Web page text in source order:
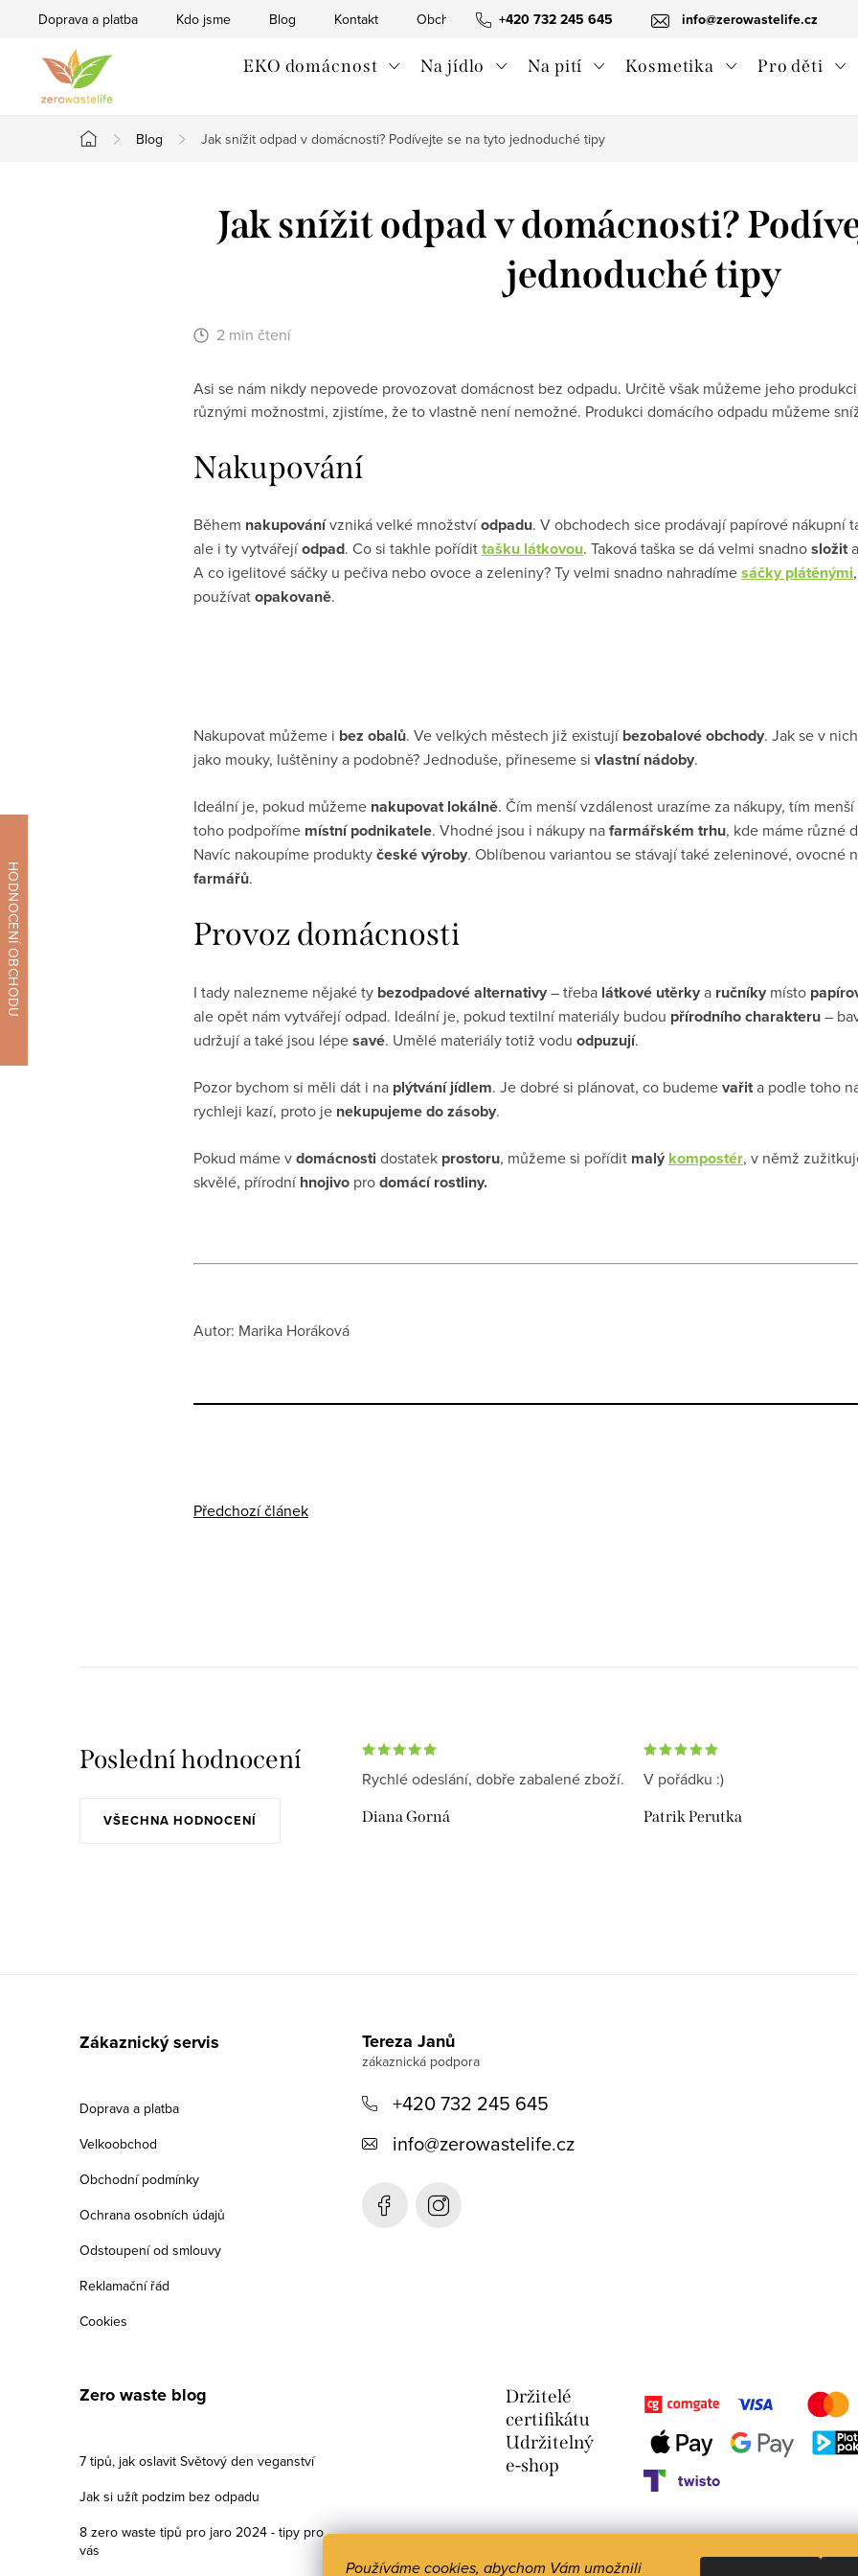
Používáme cookies, abychom Vám umožnili
+420 732 245 645 info@zerowastelife.cz
Doprava a platba Kdo jsme Blog Kontakt Obchodní podmínky Ochrana osobních údajů Odstoupení od
EKO domácnost Na jídlo Na pití Kosmetika Pro děti
Domů
Blog Jak snížit odpad v domácnosti? Podívejte se na tyto jednoduché tipy
Jak snížit odpad v domácnosti?
jednoduché tipy
2 min čtení
Asi se nám nikdy nepovede provozovat domácnost bez odpadu. Určitě však můžeme jeho
různými možnostmi, zjistíme, že to vlastně není nemožné. Produkci domácího odpadu můžeme
Nakupování
Během nakupovánívzniká velké množstvíodpadu. V obchodech sice prodávají papírové nákupní
ale i ty vytvářejíodpad. Co si takhle pořídittašku látkovou. Taková taška se dá velmi snadnosložit
A co igelitové sáčky u pečiva nebo ovoce a zeleniny? Ty velmi snadno nahradímesáčky plátěnými
používatopakovaně.
Nakupovat můžeme i bez obalů. Ve velkých městech již existujíbezobalové obchody. Jak se v
jako mouky, luštěniny a podobně? Jednoduše, přineseme si vlastní nádoby.
Ideální je, pokud můžeme nakupovat lokálně. Čím menší vzdálenost urazíme za nákupy, tím
toho podpoříme místní podnikatele. Vhodné jsou i nákupy nafarmářském trhu, kde máme různé
Navíc nakoupíme produktyčeské výroby. Oblíbenou variantou se stávají také zeleninové, ovocné
farmářů.
Provoz domácnosti
I tady nalezneme nějaké ty bezodpadové alternativy– třeba látkové utěrkya ručníky místo
ale opět nám vytvářejí odpad. Ideální je, pokud textilní materiály budou přírodního charakteru–
udržují a také jsou lépesavé. Umělé materiály totiž vodu odpuzují.
Pozor bychom si měli dát i na plýtvání jídlem. Je dobré si plánovat, co budemevařita podle toho
rychleji kazí, proto je nekupujeme do zásoby.
Pokud máme vdomácnosti dostatek prostoru, můžeme si pořídit malý kompostér, v němž
skvělé, přírodníhnojivo prodomácí rostliny.
Autor: Marika Horáková
Předchozí článek
Poslední hodnocení
VŠECHNA HODNOCENÍ
Rychlé odeslání, dobře zabalené zboží.
Diana Gorná
V pořádku :)
Patrik Perutka
Zákaznický servis
Doprava a platba
Velkoobchod
Obchodní podmínky
Ochrana osobních údajů
Odstoupení od smlouvy
Reklamační řád
Cookies
Tereza Janů
+420 732 245 645
info@zerowastelife.cz
Zero waste blog
7 tipů, jak oslavit Světový den veganství
Jak si užít podzim bez odpadu
8 zero waste tipů pro jaro 2024 - tipy pro
vás
Držitelé
certifikátu
Udržitelný
e-shop